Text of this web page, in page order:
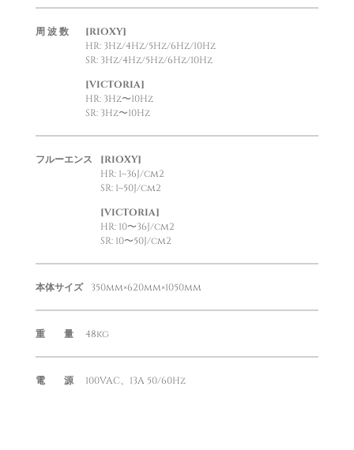
周 波 数
[RIOXY]
HR: 3Hz/4Hz/5Hz/6Hz/10Hz
SR: 3Hz/4Hz/5Hz/6Hz/10Hz
[VICTORIA]
HR: 3Hz〜10Hz
SR: 3Hz〜10Hz
フルーエンス
[RIOXY]
HR: 1~36J/cm2
SR: 1~50J/cm2
[VICTORIA]
HR: 10〜36J/cm2
SR: 10〜50J/cm2
本体サイズ 350mm×620mm×1050mm
重 量 48kg
電 源 100VAC、13A 50/60Hz